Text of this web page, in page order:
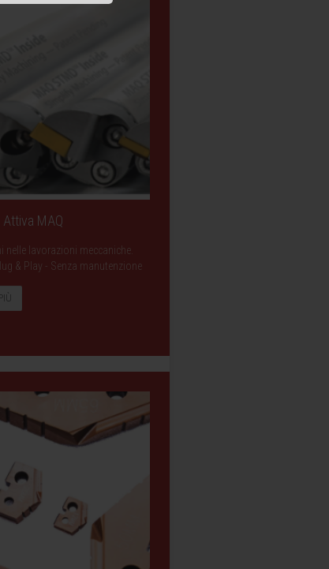
MAQ
nelle lavorazioni meccaniche.
& Play - Senza manutenzione